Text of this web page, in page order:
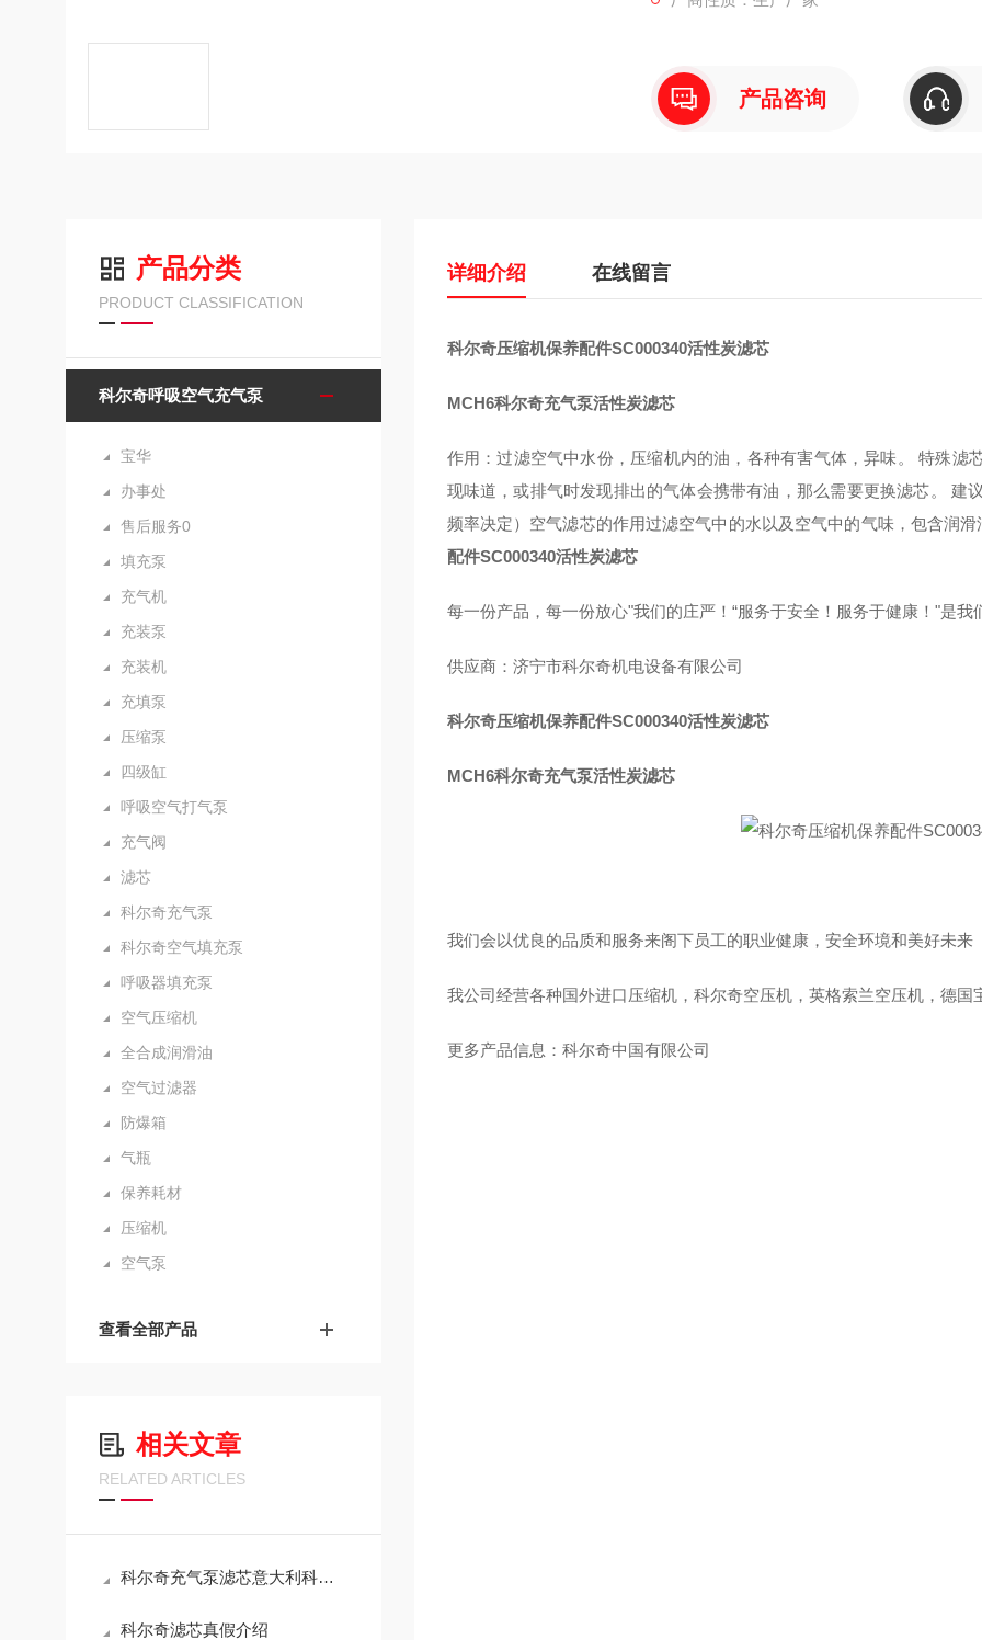
产品咨询
产品分类
PRODUCT CLASSIFICATION
科尔奇呼吸空气充气泵
宝华
办事处
售后服务0
填充泵
充气机
充装泵
充装机
充填泵
压缩泵
四级缸
呼吸空气打气泵
充气阀
滤芯
科尔奇充气泵
科尔奇空气填充泵
呼吸器填充泵
空气压缩机
全合成润滑油
空气过滤器
防爆箱
气瓶
保养耗材
压缩机
空气泵
查看全部产品
相关文章
RELATED ARTICLES
科尔奇充气泵滤芯意大利科尔奇充气泵维修保养
科尔奇滤芯真假介绍
详细介绍 在线留言
科尔奇压缩机保养配件SC000340活性炭滤芯
MCH6科尔奇充气泵活性炭滤芯
作用：过滤空气中水份，压缩机内的油，各种有害气体，异味。 特殊滤
现味道，或排气时发现排出的气体会携带有油，那么需要更换滤芯。 建
频率决定）空气滤芯的作用过滤空气中的水以及空气中的气味，包含润
配件SC000340活性炭滤芯
每一份产品，每一份放心"我们的庄严！“服务于安全！服务于健康！"是我
供应商：济宁市科尔奇机电设备有限公司
科尔奇压缩机保养配件SC000340活性炭滤芯
MCH6科尔奇充气泵活性炭滤芯
我们会以优良的品质和服务来阁下员工的职业健康，安全环境和美好未来
我公司经营各种国外进口压缩机，科尔奇空压机，英格索兰空压机，德国
更多产品信息：科尔奇中国有限公司